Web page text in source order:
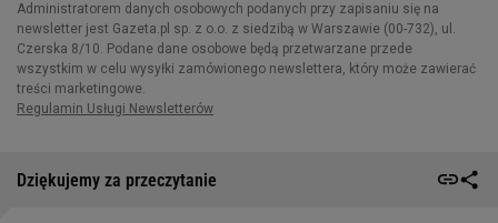
Dziękujemy za przeczytanie